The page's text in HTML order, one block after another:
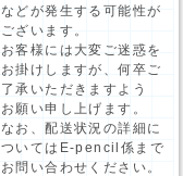
などが発生する可能性が
ございます。
お客様には大変ご迷惑を
お掛けしますが、何卒ご
了承いただきますよう
お願い申し上げます。
なお、配送状況の詳細に
ついてはE-pencil係まで
お問い合わせください。